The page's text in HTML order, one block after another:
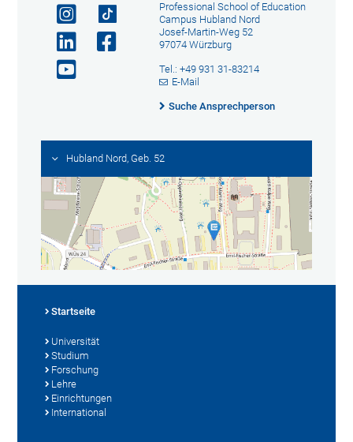
Professional School of Education
Campus Hubland Nord
Josef-Martin-Weg 52
97074 Würzburg
Tel.: +49 931 31-83214
E-Mail
Suche Ansprechperson
Hubland Nord, Geb. 52
Startseite
Universität
Studium
Forschung
Lehre
Einrichtungen
International